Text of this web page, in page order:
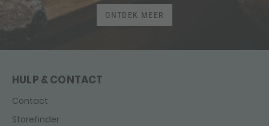
ONTDEK MEER
HULP & CONTACT
Contact
Storefinder